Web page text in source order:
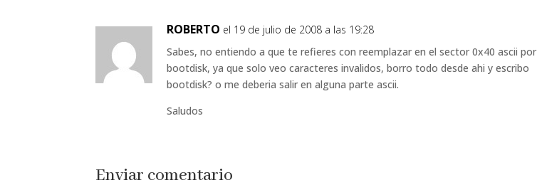
ROBERTO el 19 de julio de 2008 a las 19:28
Sabes, no entiendo a que te refieres con reemplazar en el sector 0x40 ascii por
bootdisk, ya que solo veo caracteres invalidos, borro todo desde ahi y escribo
bootdisk? o me deberia salir en alguna parte ascii.
Saludos
Enviar comentario